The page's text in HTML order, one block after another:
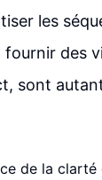
les
fournir des
sont